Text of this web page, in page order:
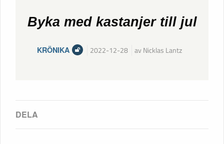
Byka med kastanjer till jul
KRÖNIKA 2022-12-28 av Nicklas Lantz